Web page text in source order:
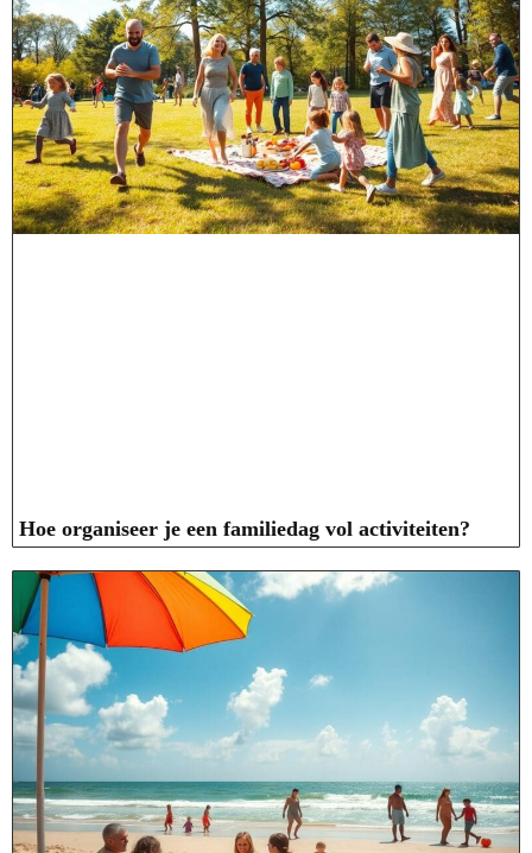
Hoe organiseer je een familiedag vol activiteiten?